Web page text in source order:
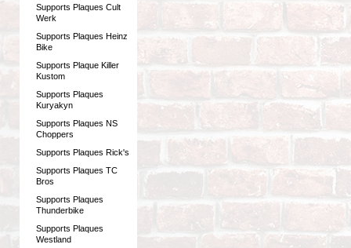
Supports Plaques Cult
Werk
Supports Plaques Heinz
Bike
Supports Plaque Killer
Kustom
Supports Plaques
Kuryakyn
Supports Plaques NS
Choppers
Supports Plaques Rick's
Supports Plaques TC
Bros
Supports Plaques
Thunderbike
Supports Plaques
Westland